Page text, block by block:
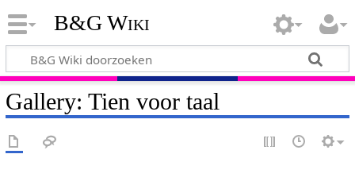
B&G Wiki
Gallery: Tien voor taal